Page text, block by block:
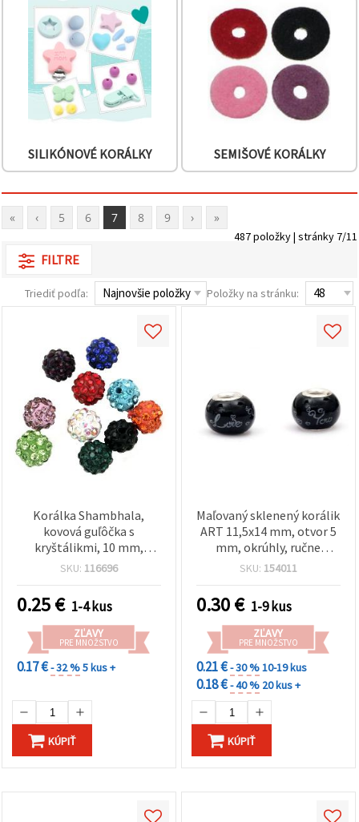
SILIKÓNOVÉ KORÁLKY SEMIŠOVÉ KORÁLKY
« ‹ 5 6 7 8 9 › »
487 položky | stránky 7/11
FILTRE
Triediť podľa: Položky na stránku:
Korálka Shambhala,
kovová guľôčka s
kryštálikmi, 10 mm,
otvor: 1 mm, mix farieb
SKU: 116696
0.25€ 1-4 kus
ZĽAVY
PRE MNOŽSTVO
0.17 €- 32 %5 kus +
KÚPIŤ
Maľovaný sklenený korálik
ART 11,5x14 mm, otvor 5
mm, okrúhly, ručne
maľovaný vzor
SKU: 154011
0.30€ 1-9 kus
ZĽAVY
PRE MNOŽSTVO
0.21 €- 30 %10-19 kus
0.18 €- 40 % 20 kus +
KÚPIŤ